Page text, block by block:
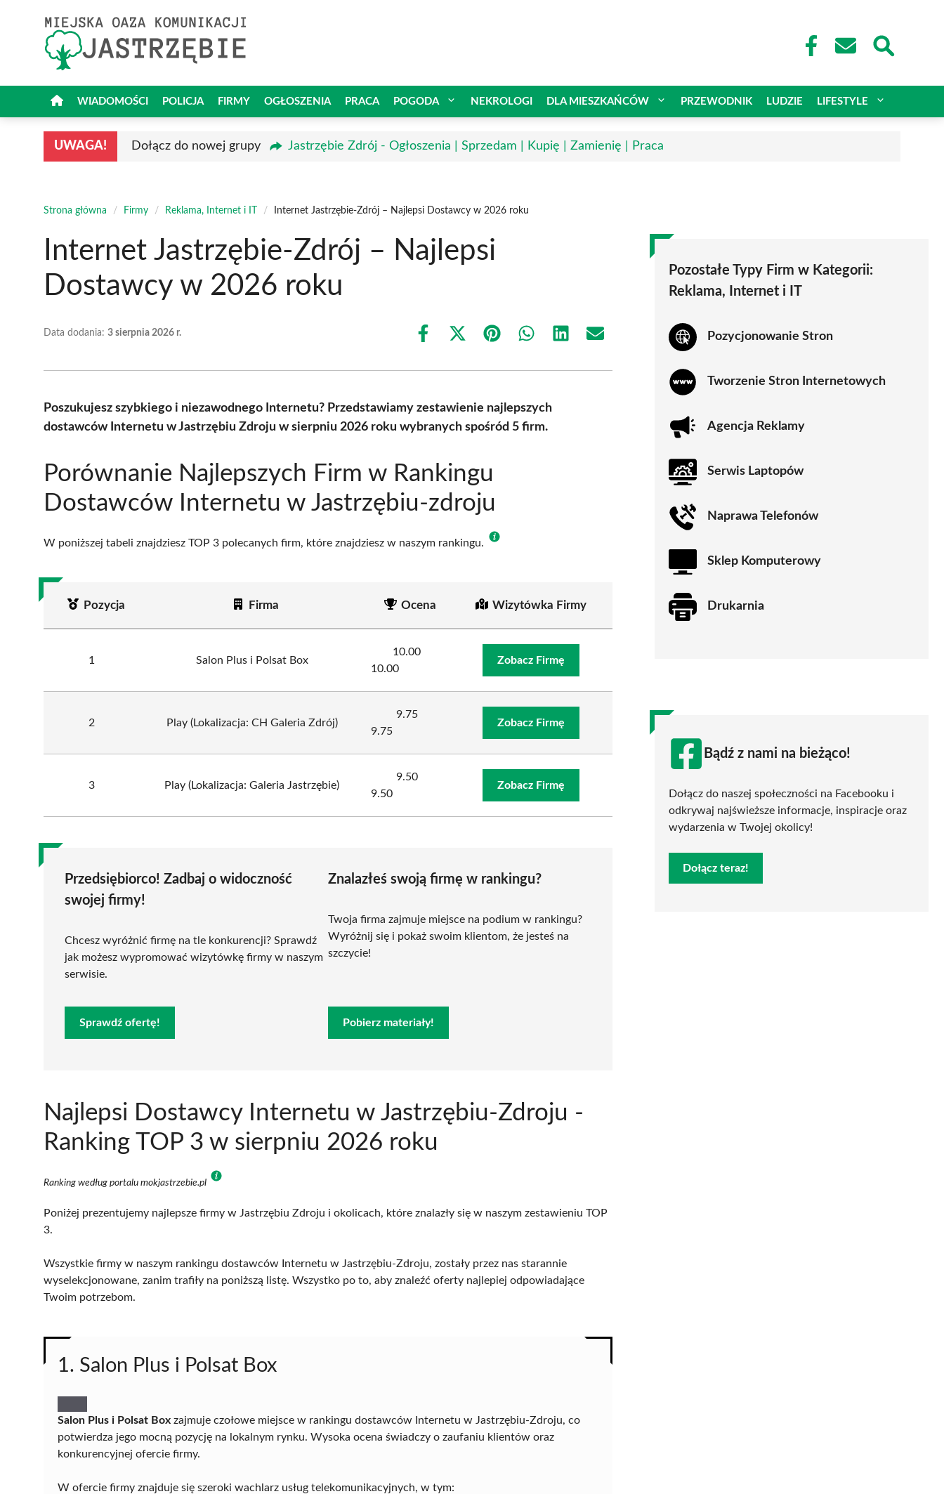
WIADOMOŚCI POLICJA FIRMY OGŁOSZENIA PRACA POGODA NEKROLOGI DLA MIESZKAŃCÓW PRZEWODNIK LUDZIE LIFESTYLE
UWAGA! Dołącz do nowej grupy Jastrzębie Zdrój - Ogłoszenia | Sprzedam | Kupię | Zamienię | Praca
Strona główna / Firmy / Reklama, Internet i IT / Internet Jastrzębie-Zdrój – Najlepsi Dostawcy w 2026 roku
Internet Jastrzębie-Zdrój – Najlepsi
Dostawcy w 2026 roku
Data dodania: 3 sierpnia 2026 r.
Share
Share
(Twitter)
Share Share Share Share
Poszukujesz szybkiego i niezawodnego Internetu? Przedstawiamy zestawienie najlepszych
dostawców Internetu w Jastrzębiu Zdroju w sierpniu 2026 roku wybranych spośród 5 firm.
Porównanie Najlepszych Firm w Rankingu
Dostawców Internetu w Jastrzębiu-zdroju
W poniższej tabeli znajdziesz TOP 3 polecanych firm, które znajdziesz w naszym rankingu.
Pozycja Firma Ocena Wizytówka Firmy
1 Salon Plus i Polsat Box
10.00
10.00
Zobacz Firmę
2 Play (Lokalizacja: CH Galeria Zdrój)
9.75
9.75
Zobacz Firmę
3 Play (Lokalizacja: Galeria Jastrzębie)
9.50
9.50
Zobacz Firmę
Przedsiębiorco! Zadbaj o widoczność
swojej firmy!
Chcesz wyróżnić firmę na tle konkurencji? Sprawdź
jak możesz wypromować wizytówkę firmy w naszym
serwisie.
Sprawdź ofertę!
Znalazłeś swoją firmę w rankingu?
Twoja firma zajmuje miejsce na podium w rankingu?
Wyróżnij się i pokaż swoim klientom, że jesteś na
szczycie!
Pobierz materiały!
Najlepsi Dostawcy Internetu w Jastrzębiu-Zdroju -
Ranking TOP 3 w sierpniu 2026 roku
Ranking według portalu mokjastrzebie.pl
Poniżej prezentujemy najlepsze firmy w Jastrzębiu Zdroju i okolicach, które znalazły się w naszym zestawieniu TOP
3.
Wszystkie firmy w naszym rankingu dostawców Internetu w Jastrzębiu-Zdroju, zostały przez nas starannie
wyselekcjonowane, zanim trafiły na poniższą listę. Wszystko po to, aby znaleźć oferty najlepiej odpowiadające
Twoim potrzebom.
1. Salon Plus i Polsat Box
Salon Plus i Polsat Box zajmuje czołowe miejsce w rankingu dostawców Internetu w Jastrzębiu-Zdroju, co
potwierdza jego mocną pozycję na lokalnym rynku. Wysoka ocena świadczy o zaufaniu klientów oraz
konkurencyjnej ofercie firmy.
W ofercie firmy znajduje się szeroki wachlarz usług telekomunikacyjnych, w tym:
Pozostałe Typy Firm w Kategorii:
Reklama, Internet i IT
Pozycjonowanie Stron
Tworzenie Stron Internetowych
Agencja Reklamy
Serwis Laptopów
Naprawa Telefonów
Sklep Komputerowy
Drukarnia
Bądź z nami na bieżąco!
Dołącz do naszej społeczności na Facebooku i
odkrywaj najświeższe informacje, inspiracje oraz
wydarzenia w Twojej okolicy!
Dołącz teraz!